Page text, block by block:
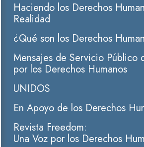
Haciendo los Derechos
Realidad
¿Qué son los Derechos
Mensajes de Servicio Público
por los Derechos Humanos
UNIDOS
En Apoyo de los Derechos
Revista Freedom:
Una Voz por los Derechos